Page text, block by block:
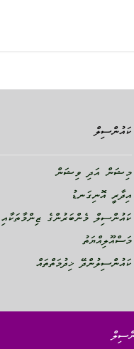
ކައުންސިލް
މިޝަން އަދި ވިޝަން
އިދާރީ އޮނިގަނޑު
ކައުންސިލް މެންބަރުންގެ ޒިންމާތަކާއި
މަސްއޫލިއްޔަތު
ކައުންސިލުންދޭ ޚިދުމަތްތައް